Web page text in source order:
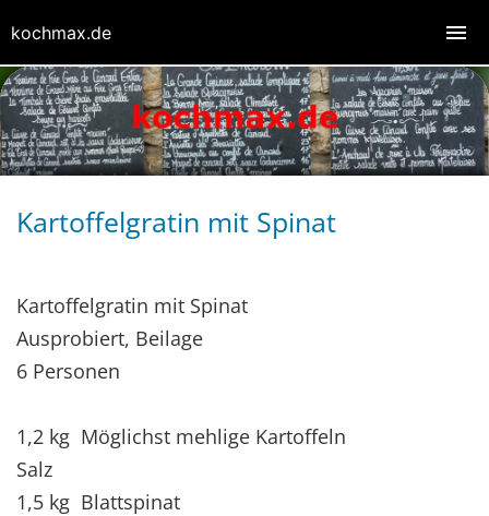
Kartoffelgratin mit Spinat
Kartoffelgratin mit Spinat
Ausprobiert, Beilage
6 Personen
1,2 kg Möglichst mehlige Kartoffeln
Salz
1,5 kg Blattspinat
kochmax.de